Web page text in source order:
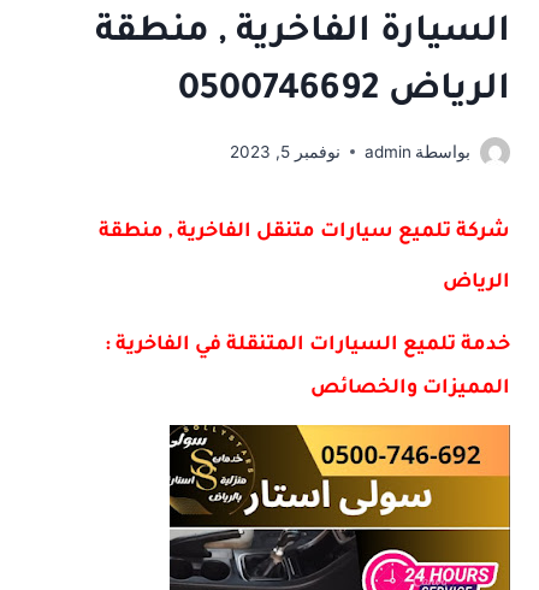
السيارة الفاخرية , منطقة
الرياض 0500746692
بواسطة admin نوفمبر 5, 2023
شركة تلميع سيارات متنقل الفاخرية , منطقة
الرياض
خدمة تلميع السيارات المتنقلة في الفاخرية :
المميزات والخصائص